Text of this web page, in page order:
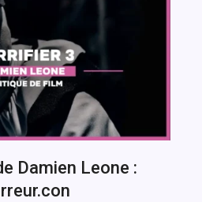
Damien Leone :